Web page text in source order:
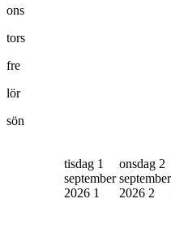
ons
tors
fre
lör
sön
tisdag 1
september
2026 1
onsdag 2
september
2026 2